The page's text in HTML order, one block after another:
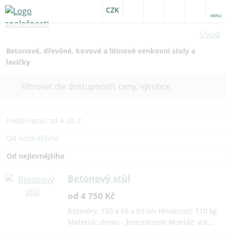
CZK
MENU
Úvod
Betonové, dřevěné, kovové a litinové venkovní stoly a
lavičky
Filtrovat dle dostupnosti, ceny, výrobce
Podle názvu od A do Z
Od nejdražšího
Od nejlevnějšího
Betonový stůl
od 4 750 Kč
Rozměry: 150 x 66 x 83 cm Hmotnost: 110 kg
Materiál: dřevo - železobeton Montáž: vol…